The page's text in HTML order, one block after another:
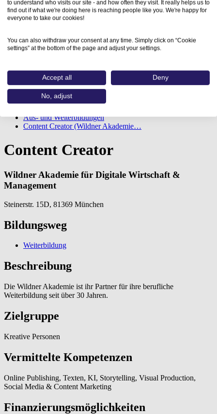
Aus- und Weiterbildungen
Content Creator (Wildner Akademie…
Content Creator
Wildner Akademie für Digitale Wirtschaft &
Management
Steinerstr. 15D, 81369 München
Bildungsweg
Weiterbildung
Beschreibung
Die Wildner Akademie ist ihr Partner für ihre berufliche
Weiterbildung seit über 30 Jahren.
Zielgruppe
Kreative Personen
Vermittelte Kompetenzen
Online Publishing, Texten, KI, Storytelling, Visual Production,
Social Media & Content Marketing
Finanzierungsmöglichkeiten
to understand who visits our site - and how often they visit. It really helps us to
find out if what we're doing here is reaching people like you. We're happy for
everyone to take our cookies!
You can also withdraw your consent at any time. Simply click on “Cookie
settings” at the bottom of the page and adjust your settings.
Accept all Deny
No, adjust